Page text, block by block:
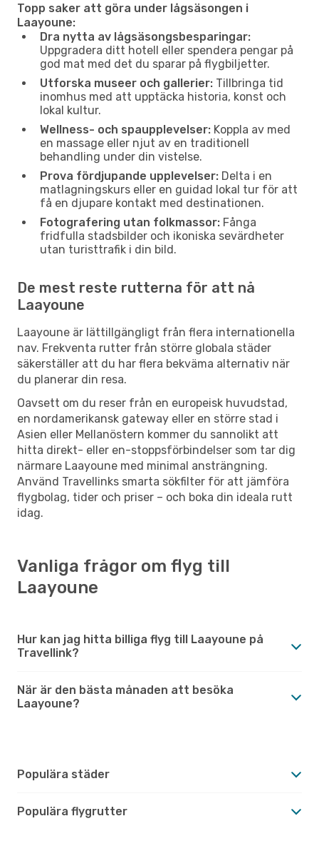
Topp saker att göra under lågsäsongen i
Laayoune:
Dra nytta av lågsäsongsbesparingar:
Uppgradera ditt hotell eller spendera pengar på
god mat med det du sparar på flygbiljetter.
Utforska museer och gallerier: Tillbringa tid
inomhus med att upptäcka historia, konst och
lokal kultur.
Wellness- och spaupplevelser: Koppla av med
en massage eller njut av en traditionell
behandling under din vistelse.
Prova fördjupande upplevelser: Delta i en
matlagningskurs eller en guidad lokal tur för att
få en djupare kontakt med destinationen.
Fotografering utan folkmassor: Fånga
fridfulla stadsbilder och ikoniska sevärdheter
utan turisttrafik i din bild.
De mest reste rutterna för att nå
Laayoune
Laayoune är lättillgängligt från flera internationella
nav. Frekventa rutter från större globala städer
säkerställer att du har flera bekväma alternativ när
du planerar din resa.
Oavsett om du reser från en europeisk huvudstad,
en nordamerikansk gateway eller en större stad i
Asien eller Mellanöstern kommer du sannolikt att
hitta direkt- eller en-stoppsförbindelser som tar dig
närmare Laayoune med minimal ansträngning.
Använd Travellinks smarta sökfilter för att jämföra
flygbolag, tider och priser – och boka din ideala rutt
idag.
Vanliga frågor om flyg till
Laayoune
Hur kan jag hitta billiga flyg till Laayoune på
Travellink?
När är den bästa månaden att besöka
Laayoune?
Populära städer
Populära flygrutter